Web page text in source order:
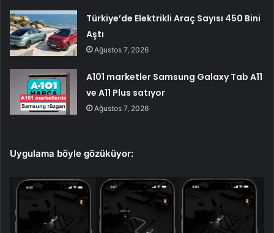
Türkiye’de Elektrikli Araç Sayısı 450 Bini
Aştı
Ağustos 7, 2026
A101 marketler Samsung Galaxy Tab A11
ve A11 Plus satıyor
Ağustos 7, 2026
Uygulama böyle gözüküyor: